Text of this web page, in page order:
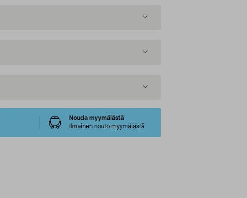
Nouda myymälästä
Ilmainen nouto myymälästä